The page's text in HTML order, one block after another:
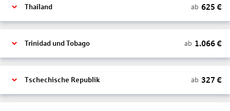
Thailand ab 625 €
Trinidad und Tobago ab 1.066€
Tschechische Republik ab 327 €